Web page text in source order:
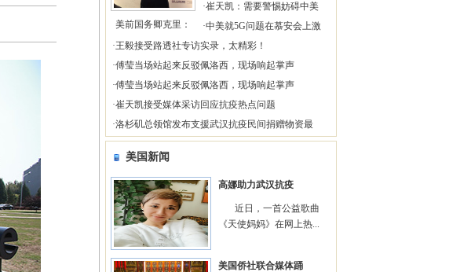
美前国务卿克里：
·崔天凯：需要警惕妨碍中美
·中美就5G问题在慕安会上激
·王毅接受路透社专访实录，太精彩！
·傅莹当场站起来反驳佩洛西，现场响起掌声
·傅莹当场站起来反驳佩洛西，现场响起掌声
·崔天凯接受媒体采访回应抗疫热点问题
·洛杉矶总领馆发布支援武汉抗疫民间捐赠物资最
美国新闻
高娜助力武汉抗疫
近日，一首公益歌曲
《天使妈妈》在网上热...
美国侨社联合媒体踊